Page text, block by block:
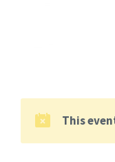
This